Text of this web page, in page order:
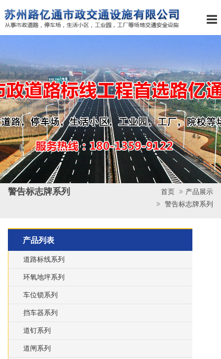
警告标志牌系列 首页
产品展示
警告标志牌系列
产品列表
道路标线系列
环氧地坪系列
车位锁系列
挡车器系列
道钉系列
道闸系列